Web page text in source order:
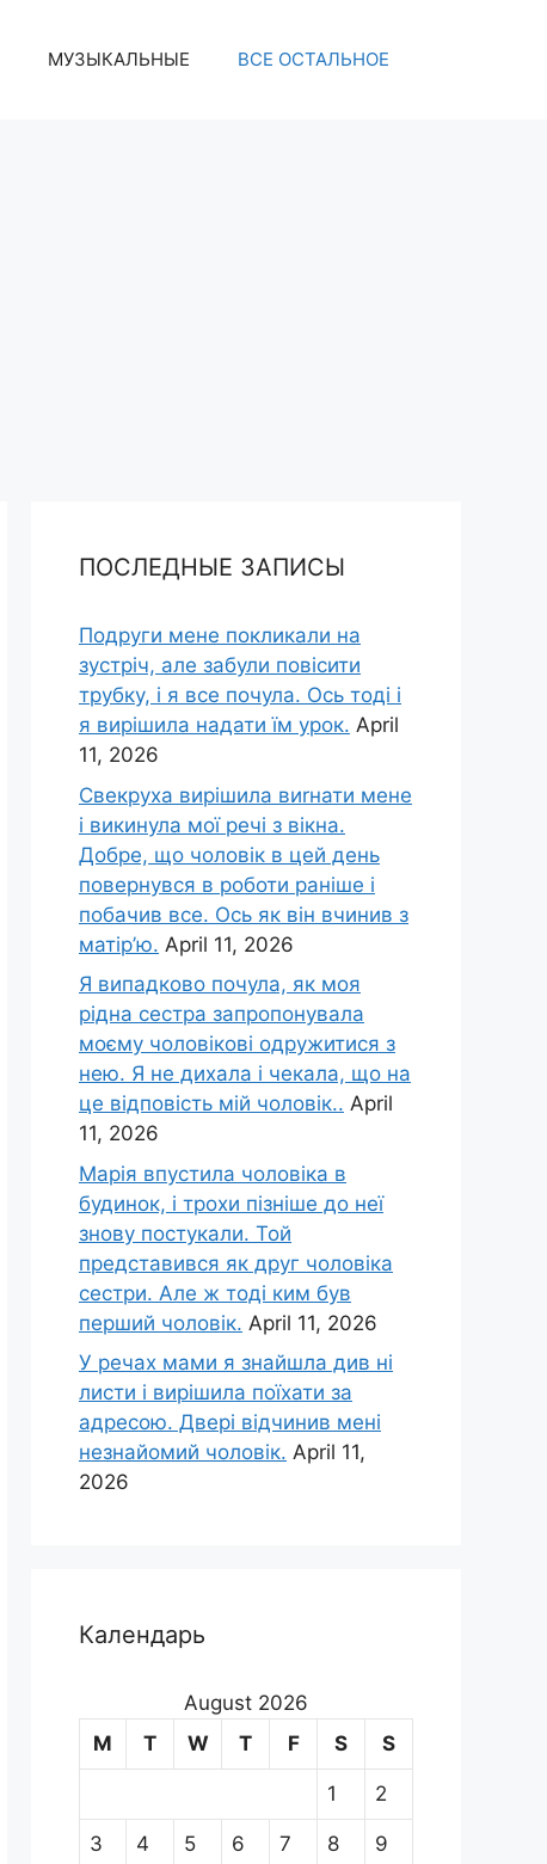
МУЗЫКАЛЬНЫЕ ВСЕ ОСТАЛЬНОЕ
ПОСЛЕДНЫЕ ЗАПИСЫ
Подруги мене покликали на
зустріч, але забули повісити
трубку, і я все почула. Ось тоді і
я вирішила надати їм урок. April
11, 2026
Свекруха вирішила виrнати мене
і викинула мої речі з вікна.
Добре, що чоловік в цей день
повернувся в роботи раніше і
побачив все. Ось як він вчинив з
матір’ю. April 11, 2026
Я випадково почула, як моя
рідна сестра запропонувала
моєму чоловікові одружитися з
нею. Я не дихала і чекала, що на
це відповість мій чоловік.. April
11, 2026
Марія впустила чоловіка в
будинок, і трохи пізніше до неї
знову постукали. Той
представився як друг чоловіка
сестри. Але ж тоді ким був
перший чоловік. April 11, 2026
У речах мами я знайшла див ні
листи і вирішила поїхати за
адресою. Двері відчинив мені
незнайомий чоловік. April 11,
2026
Календарь
August 2026
M
T W T F S S
1 2
3 4 5 6 7 8 9